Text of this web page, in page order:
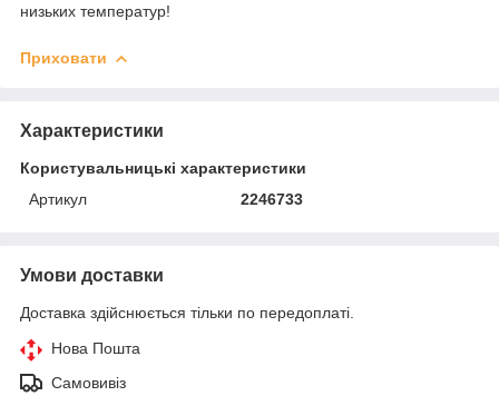
низьких температур!
Приховати
Характеристики
Користувальницькі характеристики
Артикул
2246733
Умови доставки
Доставка здійснюється тільки по передоплаті.
Нова Пошта
Самовивіз